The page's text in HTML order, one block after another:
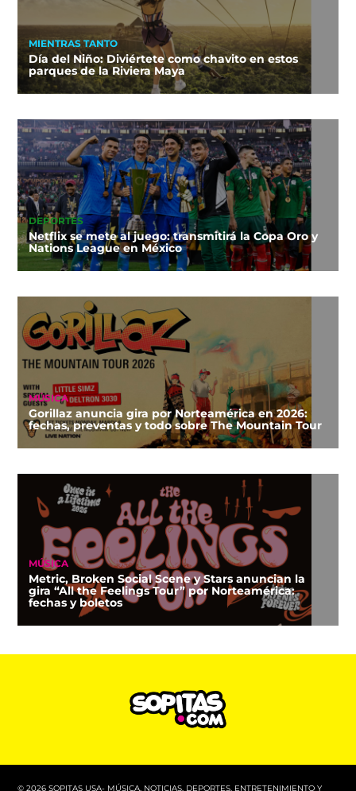
MIENTRAS TANTO
Día del Niño: Diviértete como chavito en estos
parques de la Riviera Maya
DEPORTES
Netflix se mete al juego: transmitirá la Copa Oro y
Nations League en México
MÚSICA
Gorillaz anuncia gira por Norteamérica en 2026:
fechas, preventas y todo sobre The Mountain Tour
MÚSICA
Metric, Broken Social Scene y Stars anuncian la
gira “All the Feelings Tour” por Norteamérica:
fechas y boletos
© 2026 SOPITAS USA- MÚSICA, NOTICIAS, DEPORTES, ENTRETENIMIENTO Y